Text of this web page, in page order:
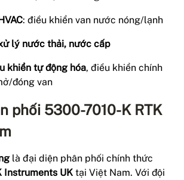
: điều khiển van nước nóng/lạnh
lý nước thải, nước cấp
khiển tự động hóa, điều khiển chính
đóng van
phối 5300-7010-K RTK
là đại diện phân phối chính thức
Instruments UK tại Việt Nam. Với đội